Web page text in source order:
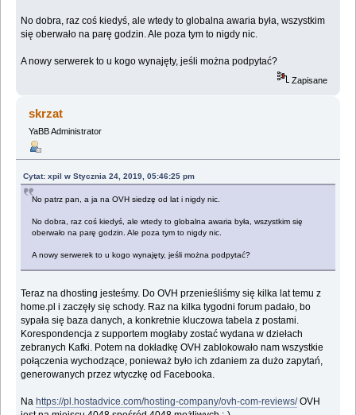
No dobra, raz coś kiedyś, ale wtedy to globalna awaria była, wszystkim
się oberwało na parę godzin. Ale poza tym to nigdy nic.
A nowy serwerek to u kogo wynajęty, jeśli można podpytać?
Zapisane
skrzat
YaBB Administrator
Cytat: xpil w Stycznia 24, 2019, 05:46:25 pm
No patrz pan, a ja na OVH siedzę od lat i nigdy nic.
No dobra, raz coś kiedyś, ale wtedy to globalna awaria była, wszystkim się
oberwało na parę godzin. Ale poza tym to nigdy nic.
A nowy serwerek to u kogo wynajęty, jeśli można podpytać?
Teraz na dhosting jesteśmy. Do OVH przenieśliśmy się kilka lat temu z
home.pl i zaczęły się schody. Raz na kilka tygodni forum padało, bo
sypała się baza danych, a konkretnie kluczowa tabela z postami.
Korespondencja z supportem mogłaby zostać wydana w dziełach
zebranych Kafki. Potem na dokładkę OVH zablokowało nam wszystkie
połączenia wychodzące, ponieważ było ich zdaniem za dużo zapytań,
generowanych przez wtyczkę od Facebooka.
Na https://pl.hostadvice.com/hosting-company/ovh-com-reviews/OVH